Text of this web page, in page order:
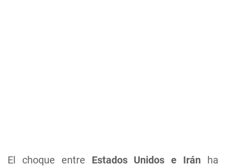
El choque entre Estados Unidos e Irán ha